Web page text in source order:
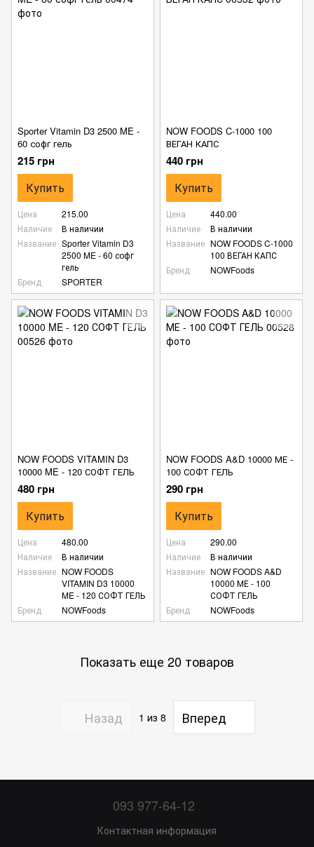
Sporter Vitamin D3 2500 ME -
60 софг гель
215 грн
Купить
Цена
215.00
Наличие
В наличии
Название Sporter Vitamin D3
2500 ME - 60 софг
гель
Бренд
SPORTER
NOW FOODS C-1000 100
ВЕГАН КАПС
440 грн
Купить
Цена
440.00
Наличие
В наличии
Название NOW FOODS C-1000
100 ВЕГАН КАПС
Бренд
NOWFoods
NOW FOODS VITAMIN D3
10000 ME - 120 СОФТ ГЕЛЬ
480 грн
Купить
Цена
480.00
Наличие
В наличии
Название NOW FOODS
VITAMIN D3 10000
ME - 120 СОФТ ГЕЛЬ
Бренд
NOWFoods
NOW FOODS A&D 10000 МЕ -
100 СОФТ ГЕЛЬ
290 грн
Купить
Цена
290.00
Наличие
В наличии
Название NOW FOODS A&D
10000 МЕ - 100
СОФТ ГЕЛЬ
Бренд
NOWFoods
Показать еще 20 товаров
Назад 1 из 8 Вперед
093 977-64-12
Контактная информация